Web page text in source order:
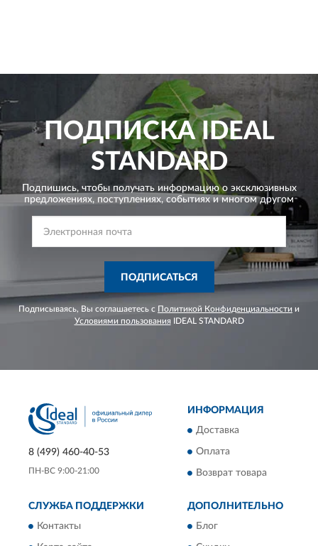
ПОДПИСКАIDEAL
STANDARD
Подпишись, чтобы получать информацию о эксклюзивных
предложениях, поступлениях, событиях и многом другом
ПОДПИСАТЬСЯ
Подписываясь, Вы соглашаетесь с Политикой Конфиденциальности и
Условиями пользования IDEAL STANDARD
8 (499) 460-40-53
ПН-ВС 9:00-21:00
ИНФОРМАЦИЯ
Доставка
Оплата
Возврат товара
СЛУЖБА ПОДДЕРЖКИ
Контакты
ДОПОЛНИТЕЛЬНО
Блог